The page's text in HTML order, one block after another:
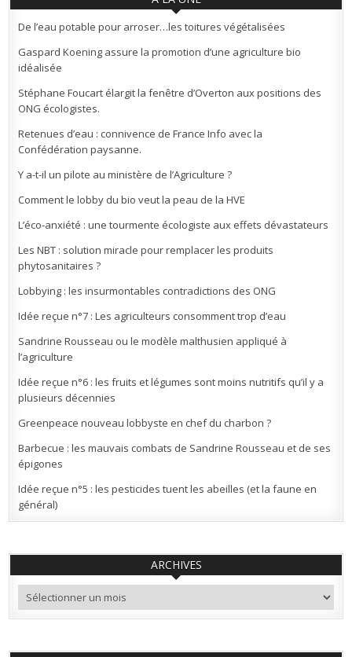
De l’eau potable pour arroser…les toitures végétalisées
Gaspard Koening assure la promotion d’une agriculture bio
idéalisée
Stéphane Foucart élargit la fenêtre d’Overton aux positions des
ONG écologistes.
Retenues d’eau : connivence de France Info avec la
Confédération paysanne.
Y a-t-il un pilote au ministère de l’Agriculture ?
Comment le lobby du bio veut la peau de la HVE
L’éco-anxiété : une tourmente écologiste aux effets dévastateurs
Les NBT : solution miracle pour remplacer les produits
phytosanitaires ?
Lobbying : les insurmontables contradictions des ONG
Idée reçue n°7 : Les agriculteurs consomment trop d’eau
Sandrine Rousseau ou le modèle malthusien appliqué à
l’agriculture
Idée reçue n°6 : les fruits et légumes sont moins nutritifs qu’il y a
plusieurs décennies
Greenpeace nouveau lobbyste en chef du charbon ?
Barbecue : les mauvais combats de Sandrine Rousseau et de ses
épigones
Idée reçue n°5 : les pesticides tuent les abeilles (et la faune en
général)
ARCHIVES
Archives